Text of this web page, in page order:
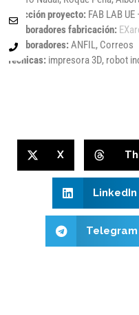
Dirección proyecto: FAB LAB
Colaboradores fabricación:
Colaboradores:ANFIL, Correos
Técnicas: impresora 3D, robot
X
LinkedIn
Telegram